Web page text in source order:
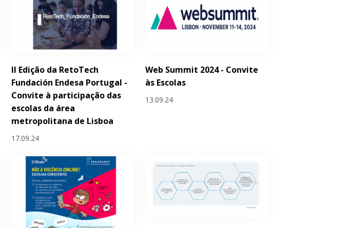
II Edição da RetoTech
Fundación Endesa Portugal -
Convite à participação das
escolas da área
metropolitana de Lisboa
17.09.24
Web Summit 2024 - Convite
às Escolas
13.09.24